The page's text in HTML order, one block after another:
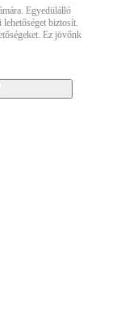
Egyedülálló
lehetőséget biztosít.
Ez jövőnk